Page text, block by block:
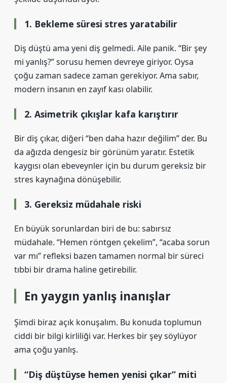
1. Bekleme süresi stres yaratabilir
Diş düştü ama yeni diş gelmedi. Aile panik. “Bir şey
mi yanlış?” sorusu hemen devreye giriyor. Oysa
çoğu zaman sadece zaman gerekiyor. Ama sabır,
modern insanın en zayıf kası olabilir.
2. Asimetrik çıkışlar kafa karıştırır
Bir diş çıkar, diğeri “ben daha hazır değilim” der. Bu
da ağızda dengesiz bir görünüm yaratır. Estetik
kaygısı olan ebeveynler için bu durum gereksiz bir
stres kaynağına dönüşebilir.
3. Gereksiz müdahale riski
En büyük sorunlardan biri de bu: sabırsız
müdahale. “Hemen röntgen çekelim”, “acaba sorun
var mı” refleksi bazen tamamen normal bir süreci
tıbbi bir drama haline getirebilir.
En yaygın yanlış inanışlar
Şimdi biraz açık konuşalım. Bu konuda toplumun
ciddi bir bilgi kirliliği var. Herkes bir şey söylüyor
ama çoğu yanlış.
“Diş düştüyse hemen yenisi çıkar” miti